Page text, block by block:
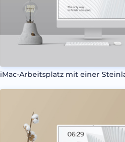
iMac-Arbeitsplatz mit einer